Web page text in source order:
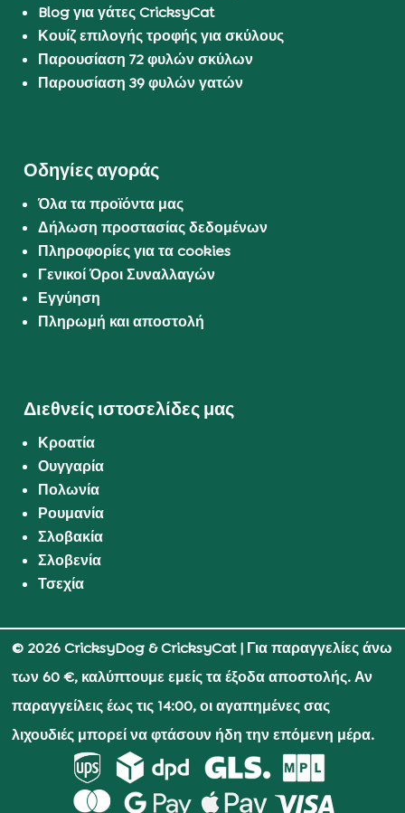
Blog για γάτες CricksyCat
Κουίζ επιλογής τροφής για σκύλους
Παρουσίαση 72 φυλών σκύλων
Παρουσίαση 39 φυλών γατών
Οδηγίες αγοράς
Όλα τα προϊόντα μας
Δήλωση προστασίας δεδομένων
Πληροφορίες για τα cookies
Γενικοί Όροι Συναλλαγών
Εγγύηση
Πληρωμή και αποστολή
Διεθνείς ιστοσελίδες μας
Κροατία
Ουγγαρία
Πολωνία
Ρουμανία
Σλοβακία
Σλοβενία
Τσεχία
© 2026 CricksyDog & CricksyCat| Για παραγγελίες άνω
των 60 €, καλύπτουμε εμείς τα έξοδα αποστολής. Αν
παραγγείλεις έως τις 14:00, οι αγαπημένες σας
λιχουδιές μπορεί να φτάσουν ήδη την επόμενη μέρα.